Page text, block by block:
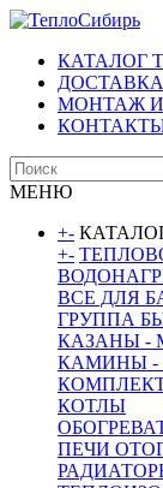
КАТАЛОГ
ДОСТАВКА
МОНТАЖ
МЕНЮ
+-
+-
ВСЕ ДЛЯ
ГРУППА
КАЗАНЫ -
КАМИНЫ -
КОТЛЫ
ПЕЧИ